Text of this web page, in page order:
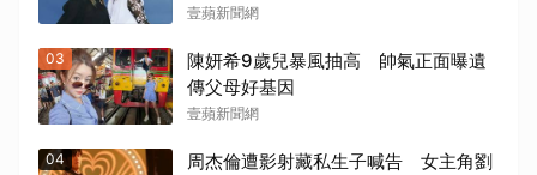
壹蘋新聞網
03
陳妍希9歲兒暴風抽高 帥氣正面曝遺
傳父母好基因
壹蘋新聞網
04
周杰倫遭影射藏私生子喊告 女主角劉